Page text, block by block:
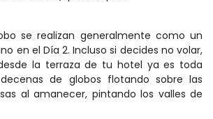
se realizan generalmente como un
en el Día 2. Incluso si decides no volar,
la terraza de tu hotel ya es toda
de globos flotando sobre las
al amanecer, pintando los valles de